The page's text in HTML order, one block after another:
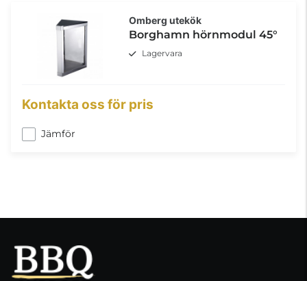
Omberg utekök
Borghamn hörnmodul 45°
Lagervara
Kontakta oss för pris
Jämför